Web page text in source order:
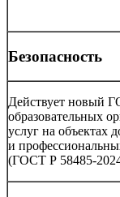
Безопасность
Действует новый
образовательных
услуг на объектах
и
(ГОСТ Р 58485-